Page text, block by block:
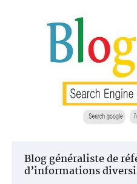
Blog généraliste de
d’informations